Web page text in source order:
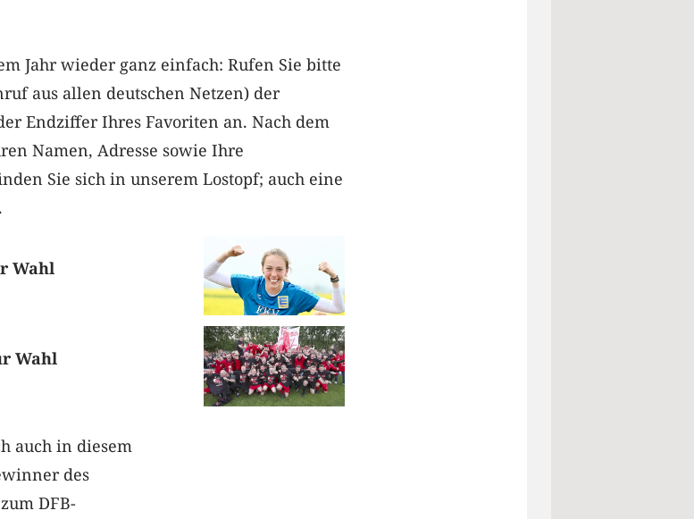
Jahr wieder ganz einfach: Rufen Sie bitte
aus allen deutschen Netzen) der
Endziffer Ihres Favoriten an. Nach dem
Namen, Adresse sowie Ihre
Sie sich in unserem Lostopf; auch eine
Wahl
Wahl
auch in diesem
des
DFB-